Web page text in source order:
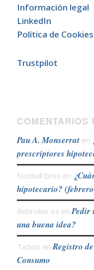
Información legal
LinkedIn
Política de Cookies
Trustpilot
COMENTARIOS
Pau A. Monserraten
prescriptores
football bros en
hipotecario?
Bebroker.es enPedir
una buena idea?
Tadosi enRegistro
Consumo